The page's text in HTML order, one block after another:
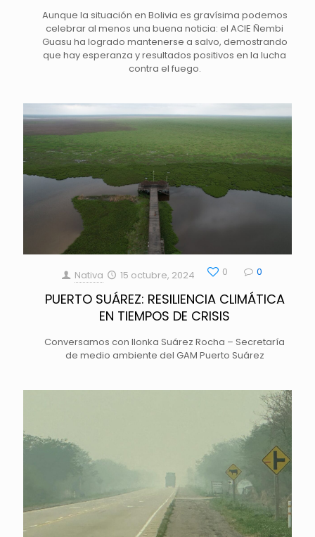
Aunque la situación en Bolivia es gravísima podemos
celebrar al menos una buena noticia: el ACIE Ñembi
Guasu ha logrado mantenerse a salvo, demostrando
que hay esperanza y resultados positivos en la lucha
contra el fuego.
Nativa 15 octubre, 2024 0 0
PUERTO SUÁREZ: RESILIENCIA CLIMÁTICA
EN TIEMPOS DE CRISIS
Conversamos con Ilonka Suárez Rocha – Secretaría
de medio ambiente del GAM Puerto Suárez